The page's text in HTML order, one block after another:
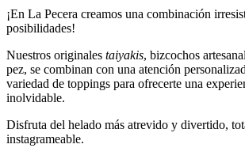
¡En La Pecera creamos una combinación
posibilidades!
Nuestros originales taiyakis, bizcochos
pez, se combinan con una atención
variedad de toppings para ofrecerte una
inolvidable.
Disfruta del helado más atrevido y divertido,
instagrameable.